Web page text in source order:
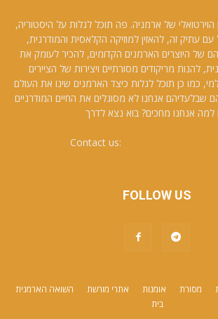
הוירטואלי של ארמניה. פה תוכל לגלות על היסטוריה,
עתיק זה, להאזין למוזיקה הקלאסית והמודרנית,
של היוצרים הארמנים הקדומים, להכיר לעומק את
להנות מריקודים מסורתיים ויצירות של הציירים
כמו כן תוכל לגלות כיצד הארמנים שינו את העולם
אנחנו לא מסוגלים את החיים המודרניים
למה אנחנו מחכים? בוא נצא לדרך
Contact us:
FOLLOW US
השואה הארמנית אתרי מורשת אומנות מסורת
בית